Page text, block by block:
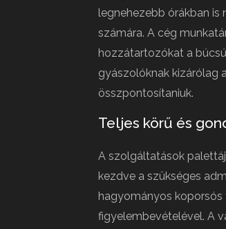
legnehezebb órákban
számára. A cég
hozzátartozókat a
gyászolóknak kizárólag
összpontosítaniuk.
Teljes körű és
A szolgáltatások
kezdve a szükséges
hagyományos koporsós
figyelembevételével. A